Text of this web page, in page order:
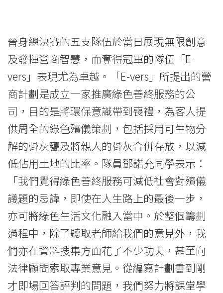
晉身總決賽的五支隊伍於當日展現無限創意
及發揮營商智慧，而奪得冠軍的隊伍「E-
vers」表現尤為卓越。「E-vers」所提出的營
商計劃是成立一家推廣綠色善終服務的公
司，目的是將環保意識帶到喪禮，為客人提
供周全的綠色殯儀策劃，包括採用可生物分
解的骨灰甕及將親人的骨灰合併存放，以減
低佔用土地的比率。隊員鄧諾允同學表示：
「我們覺得綠色善終服務可減低社會對殯儀
議題的忌諱，即使在人生路上的最後一步，
亦可將綠色生活文化融入當中。於整個籌劃
過程中，除了聽取老師給我們的意見外，我
們亦在資料搜集方面花了不少功夫，甚至向
法律顧問索取專業意見。從編寫計劃書到剛
才即場回答評判的問題，我們努力將課堂學